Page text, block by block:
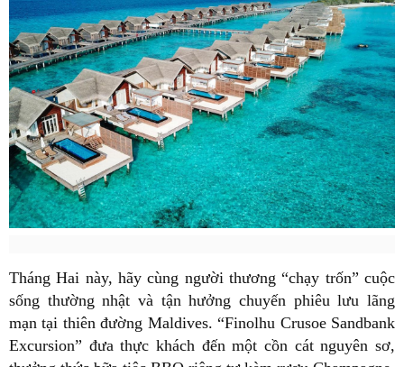
Tháng Hai này, hãy cùng người thương “chạy trốn” cuộc
sống thường nhật và tận hưởng chuyến phiêu lưu lãng
mạn tại thiên đường Maldives. “Finolhu Crusoe Sandbank
Excursion” đưa thực khách đến một cồn cát nguyên sơ,